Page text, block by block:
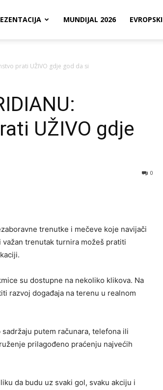
MUNDIJAL 2026 EVROPSKI
prati UŽIVO gdje god da si
UŽIVO gdje
0
trenutke i mečeve koje navijači
trenutak turnira možeš pratiti
su dostupne na nekoliko klikova. Na
razvoj događaja na terenu u realnom
putem računara, telefona ili
prilagođeno praćenju najvećih
da budu uz svaki gol, svaku akciju i